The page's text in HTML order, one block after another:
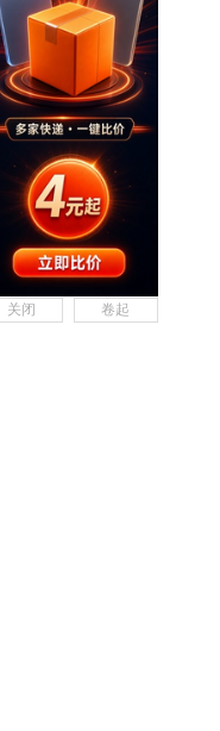
关闭 卷起